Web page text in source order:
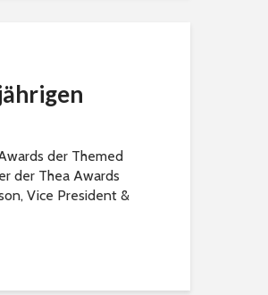
der Themed
der Thea Awards
Vice President &